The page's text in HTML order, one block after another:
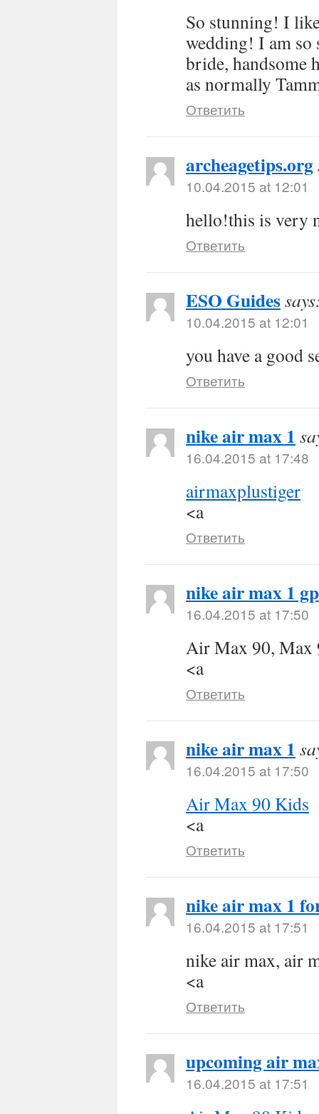
So stunning! I
wedding! I am so
bride, handsome
as normally
Ответить
archeagetips.org
10.04.2015 at 12:01
hello!this is very
Ответить
ESO Guides
10.04.2015 at 12:01
you have a good
Ответить
nike air max 1
16.04.2015 at 17:48
airmaxplustiger
<a
Ответить
nike air max 1
16.04.2015 at 17:50
Air Max 90, Max
<a
Ответить
nike air max 1
16.04.2015 at 17:50
Air Max 90 Kids
<a
Ответить
nike air max 1
16.04.2015 at 17:51
nike air max, air
<a
Ответить
upcoming air
16.04.2015 at 17:51